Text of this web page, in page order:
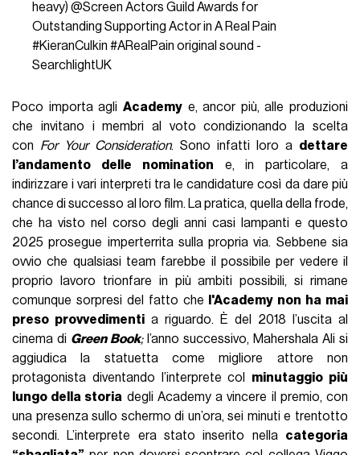
heavy) @Screen Actors Guild Awards for
Outstanding Supporting Actor in A Real Pain
#KieranCulkin #ARealPain original sound -
SearchlightUK
Poco importa agli Academye, ancor più, alle produzioni
che invitano i membri al voto condizionando la scelta
con For Your Consideration. Sono infatti loro a dettare
l’andamento delle nomination e, in particolare, a
indirizzare i vari interpreti tra le candidature così da dare più
chance di successo al loro film. La pratica, quella della frode,
che ha visto nel corso degli anni casi lampanti e questo
2025 prosegue imperterrita sulla propria via. Sebbene sia
ovvio che qualsiasi team farebbe il possibile per vedere il
proprio lavoro trionfare in più ambiti possibili, si rimane
comunque sorpresi del fatto che l'Academy non ha mai
preso provvedimenti a riguardo. È del 2018 l’uscita al
cinema di Green Book;l’anno successivo, Mahershala Ali si
aggiudica la statuetta come migliore attore non
protagonista diventando l’interprete col minutaggio più
lungo della storia degli Academy a vincere il premio, con
una presenza sullo schermo di un’ora, sei minuti e trentotto
secondi. L’interprete era stato inserito nella categoria